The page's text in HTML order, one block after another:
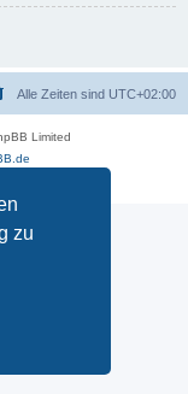
zu
Alle Zeiten sind UTC+02:00
Limited